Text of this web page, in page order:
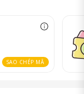
SAO CHÉP MÃ